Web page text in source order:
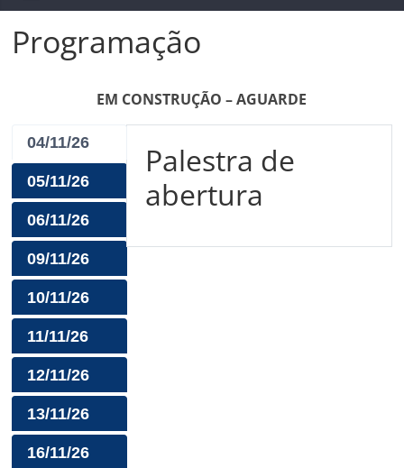
Programação
EM CONSTRUÇÃO – AGUARDE
04/11/26
05/11/26
06/11/26
09/11/26
10/11/26
11/11/26
12/11/26
13/11/26
16/11/26
Palestra de
abertura